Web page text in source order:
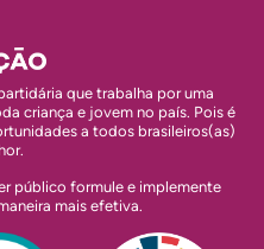
que trabalha por uma
criança e jovem no país. Pois é
a todos brasileiros(as)
público formule e implemente
mais efetiva.